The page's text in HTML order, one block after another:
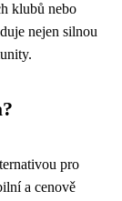
klubů nebo
nejen silnou
pro
a cenově